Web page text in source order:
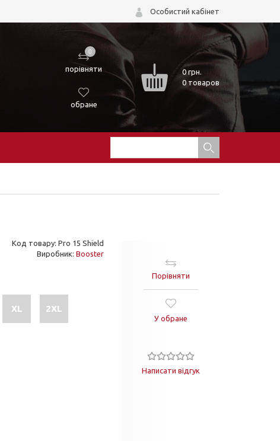
Особистий кабінет
0
порівняти
обране
0грн.
0 товаров
Код товару: Pro 15 Shield
Виробник: Booster
XL 2XL
Порівняти
У обране
Написати відгук